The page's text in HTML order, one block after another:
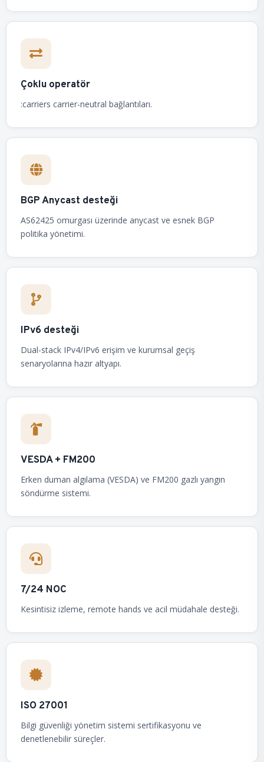
Çoklu operatör
:carriers carrier-neutral bağlantıları.
BGP Anycast desteği
AS62425 omurgası üzerinde anycast ve esnek BGP
politika yönetimi.
IPv6 desteği
Dual-stack IPv4/IPv6 erişim ve kurumsal geçiş
senaryolarına hazır altyapı.
VESDA + FM200
Erken duman algılama (VESDA) ve FM200 gazlı yangın
söndürme sistemi.
7/24 NOC
Kesintisiz izleme, remote hands ve acil müdahale desteği.
ISO 27001
Bilgi güvenliği yönetim sistemi sertifikasyonu ve
denetlenebilir süreçler.